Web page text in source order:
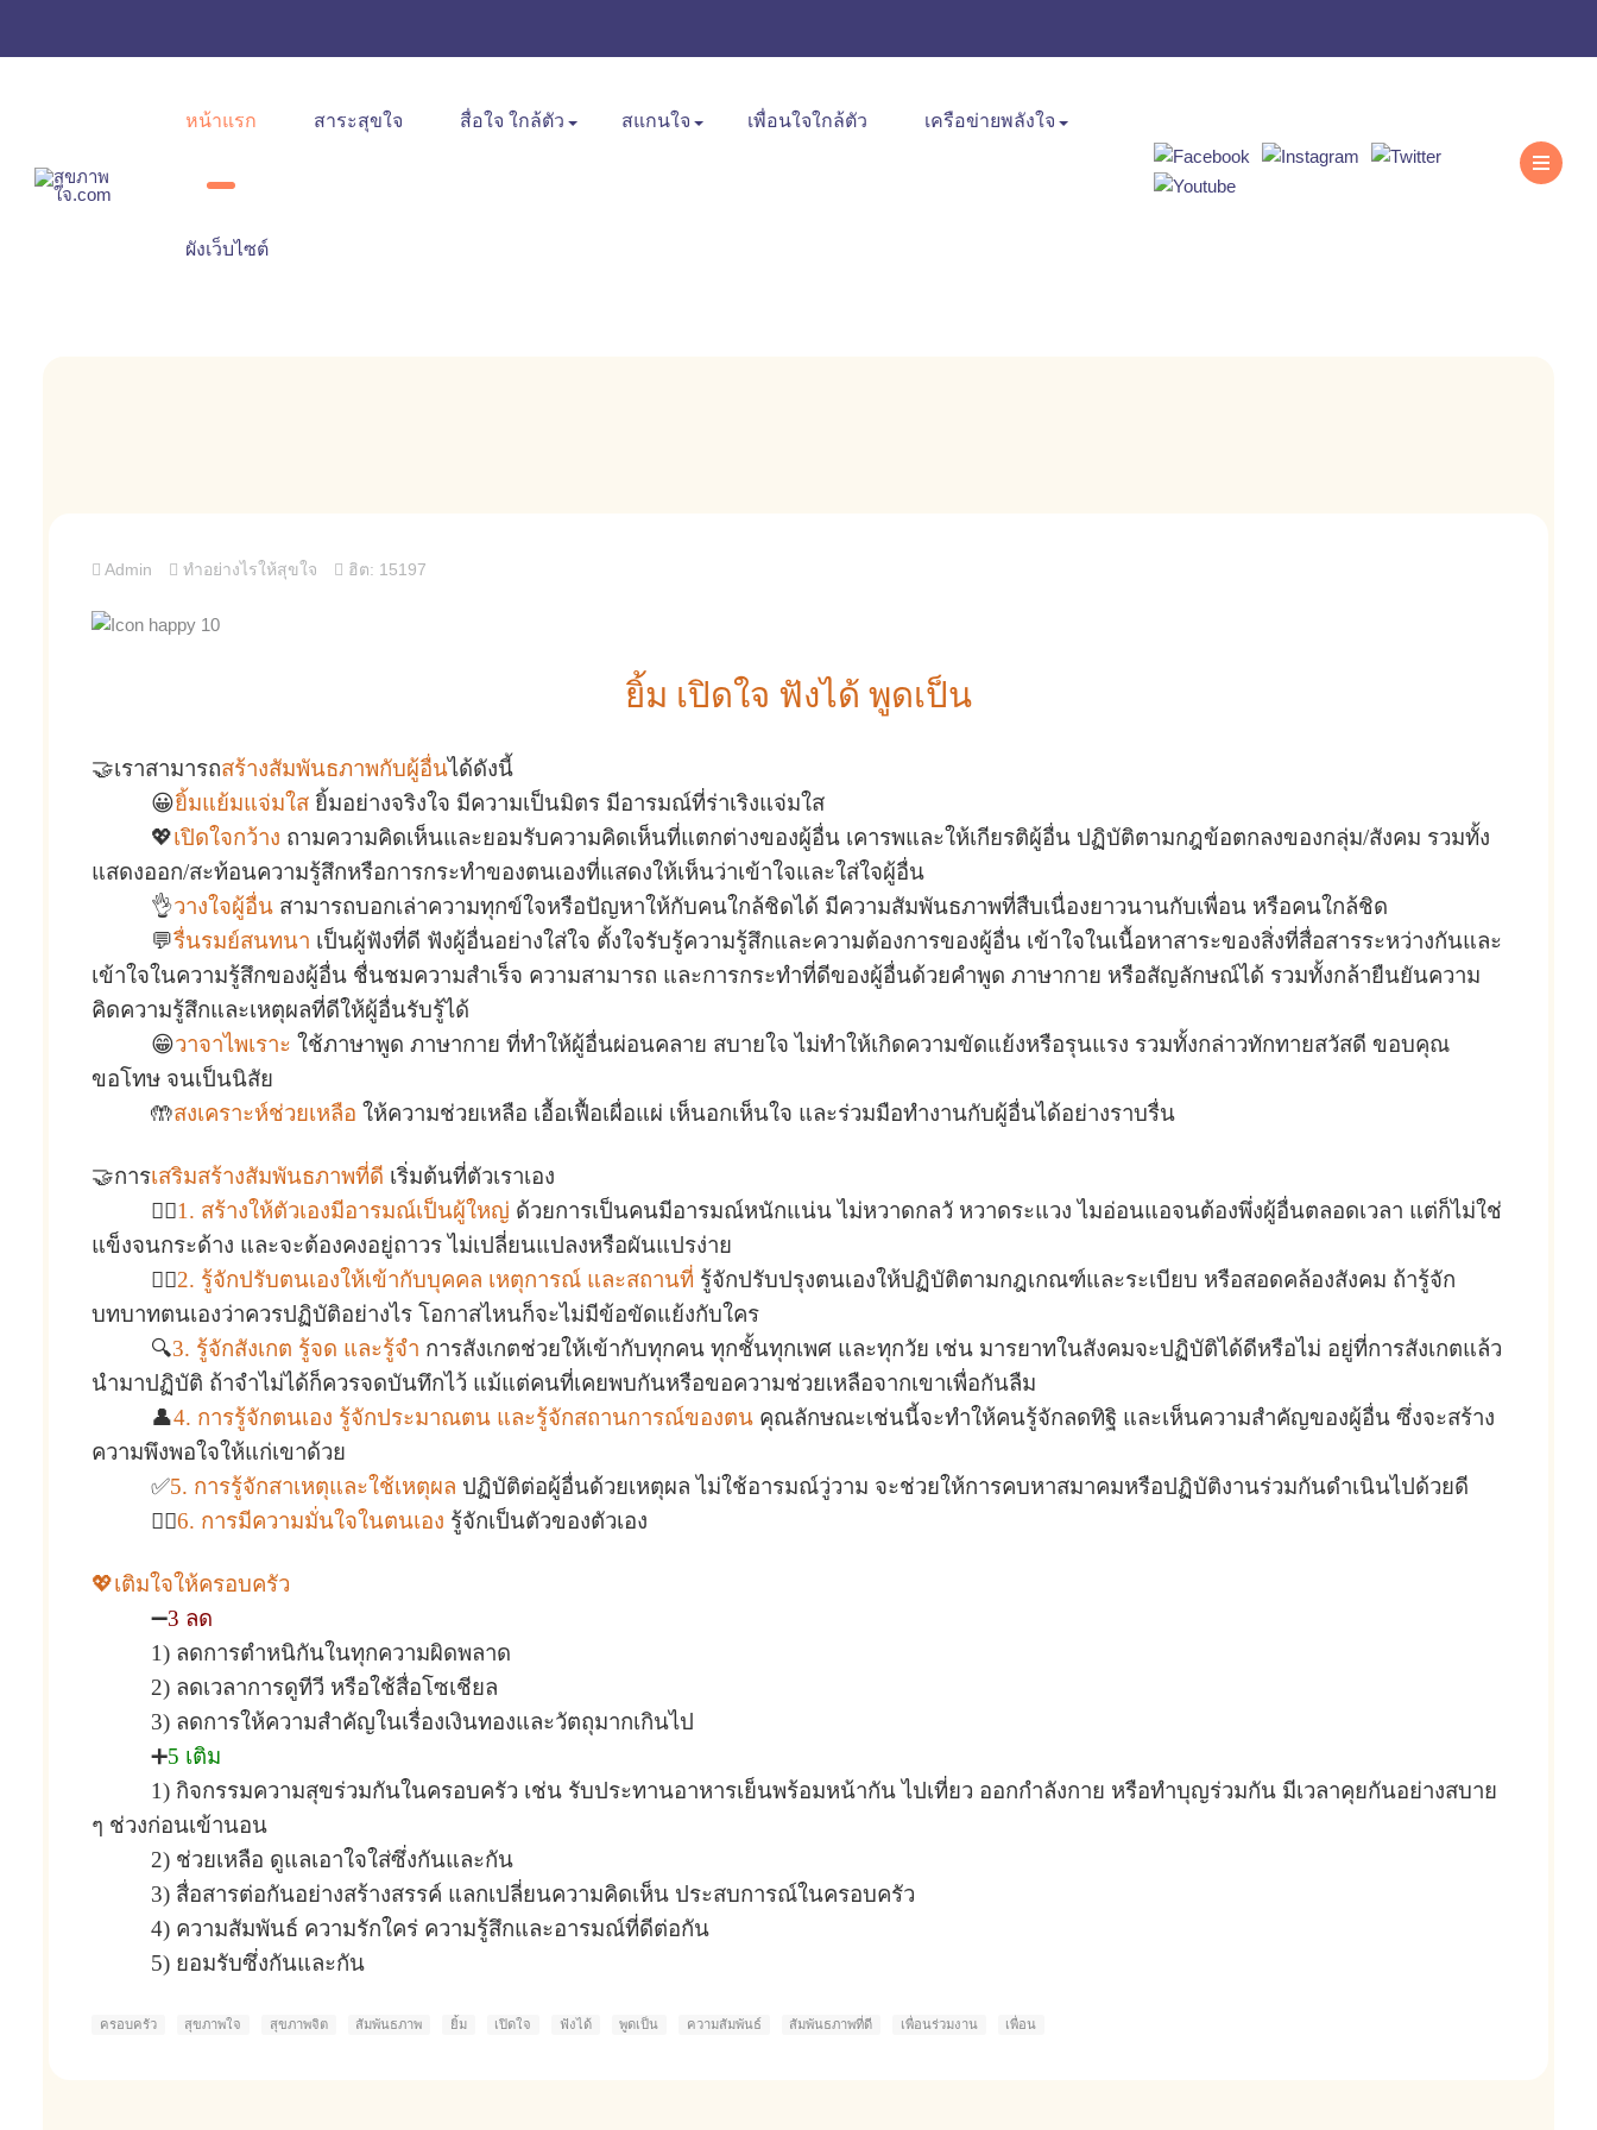
หน้าแรก สาระสุขใจ สื่อใจ ใกล้ตัว สแกนใจ เพื่อนใจใกล้ตัว เครือข่ายพลังใจ
ผังเว็บไซต์
Admin ทำอย่างไรให้สุขใจ ฮิต: 15197
ยิ้ม เปิดใจ ฟังได้ พูดเป็น
🤝เราสามารถสร้างสัมพันธภาพกับผู้อื่นได้ดังนี้
😀ยิ้มแย้มแจ่มใส ยิ้มอย่างจริงใจ มีความเป็นมิตร มีอารมณ์ที่ร่าเริงแจ่มใส
💖เปิดใจกว้าง ถามความคิดเห็นและยอมรับความคิดเห็นที่แตกต่างของผู้อื่น เคารพและให้เกียรติผู้อื่น ปฏิบัติตามกฎข้อตกลงของกลุ่ม/สังคม รวมทั้ง
แสดงออก/สะท้อนความรู้สึกหรือการกระทำของตนเองที่แสดงให้เห็นว่าเข้าใจและใส่ใจผู้อื่น
👌วางใจผู้อื่น สามารถบอกเล่าความทุกข์ใจหรือปัญหาให้กับคนใกล้ชิดได้ มีความสัมพันธภาพที่สืบเนื่องยาวนานกับเพื่อน หรือคนใกล้ชิด
💬รื่นรมย์สนทนา เป็นผู้ฟังที่ดี ฟังผู้อื่นอย่างใส่ใจ ตั้งใจรับรู้ความรู้สึกและความต้องการของผู้อื่น เข้าใจในเนื้อหาสาระของสิ่งที่สื่อสารระหว่างกันและ
เข้าใจในความรู้สึกของผู้อื่น ชื่นชมความสำเร็จ ความสามารถ และการกระทำที่ดีของผู้อื่นด้วยคำพูด ภาษากาย หรือสัญลักษณ์ได้ รวมทั้งกล้ายืนยันความ
คิดความรู้สึกและเหตุผลที่ดีให้ผู้อื่นรับรู้ได้
😁วาจาไพเราะ ใช้ภาษาพูด ภาษากาย ที่ทำให้ผู้อื่นผ่อนคลาย สบายใจ ไม่ทำให้เกิดความขัดแย้งหรือรุนแรง รวมทั้งกล่าวทักทายสวัสดี ขอบคุณ
ขอโทษ จนเป็นนิสัย
🤲สงเคราะห์ช่วยเหลือ ให้ความช่วยเหลือ เอื้อเฟื้อเผื่อแผ่ เห็นอกเห็นใจ และร่วมมือทำงานกับผู้อื่นได้อย่างราบรื่น
🤝การเสริมสร้างสัมพันธภาพที่ดี เริ่มต้นที่ตัวเราเอง
👨‍⚖️1. สร้างให้ตัวเองมีอารมณ์เป็นผู้ใหญ่ ด้วยการเป็นคนมีอารมณ์หนักแน่น ไม่หวาดกลวั หวาดระแวง ไมอ่อนแอจนต้องพึ่งผู้อื่นตลอดเวลา แต่ก็ไม่ใช่
แข็งจนกระด้าง และจะต้องคงอยู่ถาวร ไม่เปลี่ยนแปลงหรือผันแปรง่าย
🧏‍♀️2. รู้จักปรับตนเองให้เข้ากับบุคคล เหตุการณ์ และสถานที่ รู้จักปรับปรุงตนเองให้ปฏิบัติตามกฎเกณฑ์และระเบียบ หรือสอดคล้องสังคม ถ้ารู้จัก
บทบาทตนเองว่าควรปฏิบัติอย่างไร โอกาสไหนก็จะไม่มีข้อขัดแย้งกับใคร
🔍3. รู้จักสังเกต รู้จด และรู้จำ การสังเกตช่วยให้เข้ากับทุกคน ทุกชั้นทุกเพศ และทุกวัย เช่น มารยาทในสังคมจะปฏิบัติได้ดีหรือไม่ อยู่ที่การสังเกตแล้ว
นำมาปฏิบัติ ถ้าจำไม่ได้ก็ควรจดบันทึกไว้ แม้แต่คนที่เคยพบกันหรือขอความช่วยเหลือจากเขาเพื่อกันลืม
👤4. การรู้จักตนเอง รู้จักประมาณตน และรู้จักสถานการณ์ของตน คุณลักษณะเช่นนี้จะทำให้คนรู้จักลดทิฐิ และเห็นความสำคัญของผู้อื่น ซึ่งจะสร้าง
ความพึงพอใจให้แก่เขาด้วย
✅5. การรู้จักสาเหตุและใช้เหตุผล ปฏิบัติต่อผู้อื่นด้วยเหตุผล ไม่ใช้อารมณ์วู่วาม จะช่วยให้การคบหาสมาคมหรือปฏิบัติงานร่วมกันดำเนินไปด้วยดี
🙋‍♀️6. การมีความมั่นใจในตนเอง รู้จักเป็นตัวของตัวเอง
💖เติมใจให้ครอบครัว
➖3 ลด
1) ลดการตำหนิกันในทุกความผิดพลาด
2) ลดเวลาการดูทีวี หรือใช้สื่อโซเชียล
3) ลดการให้ความสำคัญในเรื่องเงินทองและวัตถุมากเกินไป
➕5 เติม
1) กิจกรรมความสุขร่วมกันในครอบครัว เช่น รับประทานอาหารเย็นพร้อมหน้ากัน ไปเที่ยว ออกกำลังกาย หรือทำบุญร่วมกัน มีเวลาคุยกันอย่างสบาย
ๆ ช่วงก่อนเข้านอน
2) ช่วยเหลือ ดูแลเอาใจใส่ซึ่งกันและกัน
3) สื่อสารต่อกันอย่างสร้างสรรค์ แลกเปลี่ยนความคิดเห็น ประสบการณ์ในครอบครัว
4) ความสัมพันธ์ ความรักใคร่ ความรู้สึกและอารมณ์ที่ดีต่อกัน
5) ยอมรับซึ่งกันและกัน
ครอบครัว สุขภาพใจ สุขภาพจิต สัมพันธภาพ ยิ้ม เปิดใจ ฟังได้ พูดเป็น ความสัมพันธ์ สัมพันธภาพที่ดี เพื่อนร่วมงาน เพื่อน